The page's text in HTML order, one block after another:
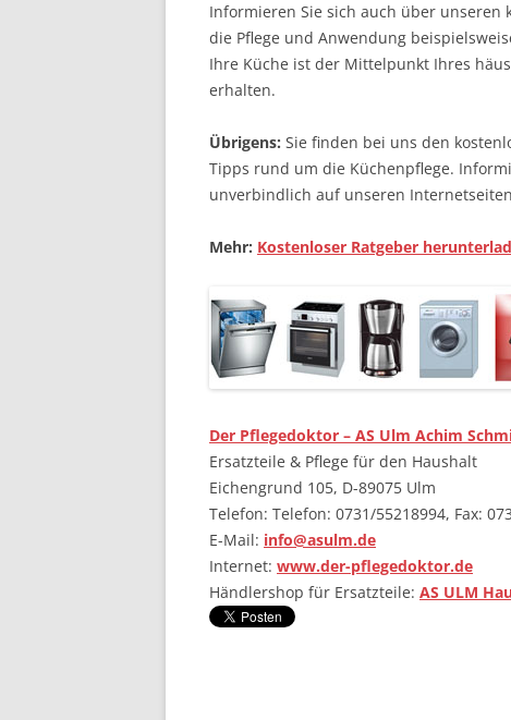
Informieren Sie sich auch über unseren
die Pflege und Anwendung
Ihre Küche ist der Mittelpunkt Ihres
erhalten.
Übrigens: Sie finden bei uns den
Tipps rund um die Küchenpflege.
unverbindlich auf unseren
Mehr: Kostenloser Ratgeber
Der Pflegedoktor – AS Ulm Achim
Ersatzteile & Pflege für den Haushalt
Eichengrund 105, D-89075 Ulm
Telefon: Telefon: 0731/55218994, Fax:
E-Mail: info@asulm.de
Internet: www.der-pflegedoktor.de
Händlershop für Ersatzteile: AS ULM